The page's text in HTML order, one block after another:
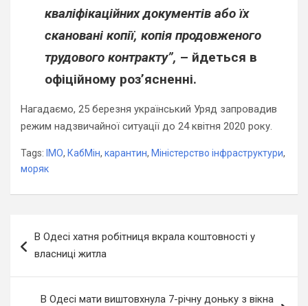
кваліфікаційних документів або їх
скановані копії, копія продовженого
трудового контракту”, – йдеться в
офіційному роз’ясненні.
Нагадаємо, 25 березня український Уряд запровадив
режим надзвичайної ситуації до 24 квітня 2020 року.
Tags: ІМО, КабМін, карантин, Міністерство інфраструктури,
моряк
записів
В Одесі хатня робітниця вкрала коштовності у
власниці житла
В Одесі мати виштовхнула 7-річну доньку з вікна